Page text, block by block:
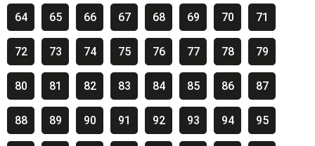
64 65 66 67 68 69 70 71
72 73 74 75 76 77 78 79
80 81 82 83 84 85 86 87
88 89 90 91 92 93 94 95